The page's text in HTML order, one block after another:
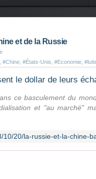
et de la Russie
#Chine #États-Unis #Economie
ce basculement du
et "au marché"